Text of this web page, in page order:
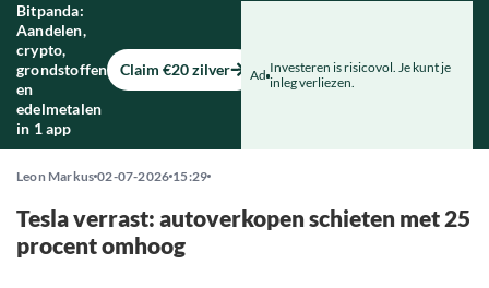
Bitpanda:
Aandelen,
crypto,
grondstoffen
en
edelmetalen
in 1 app
Claim €20 zilver Ad Investeren is risicovol. Je kunt je
inleg verliezen.
Leon Markus 02-07-2026 15:29
Tesla verrast: autoverkopen schieten met 25
procent omhoog